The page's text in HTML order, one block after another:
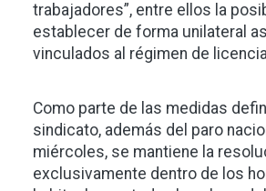
trabajadores”, entre ellos la
establecer de forma unilateral
vinculados al régimen de
Como parte de las medidas
sindicato, además del paro
miércoles, se mantiene la
exclusivamente dentro de los